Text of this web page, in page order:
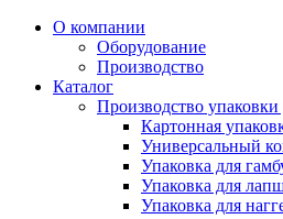
О компании
Оборудование
Производство
Каталог
Производство упаковки
Картонная
Универсальный
Упаковка для
Упаковка для
Упаковка для